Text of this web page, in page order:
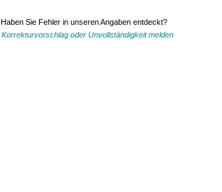
Haben Sie Fehler in unseren Angaben entdeckt?
Korrekturvorschlag oder Unvollständigkeit melden